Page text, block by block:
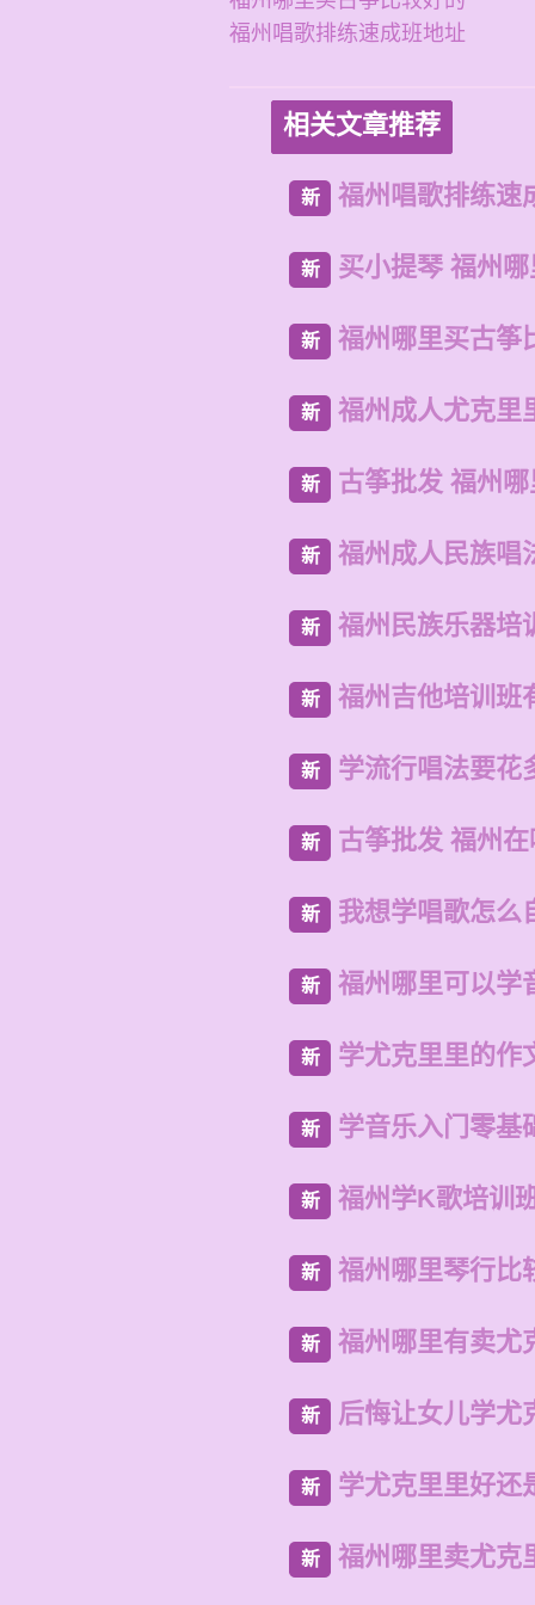
福州唱歌排练速成班地址
相关文章推荐
新 福州唱歌排练速
新 买小提琴 福州
新 福州哪里买古筝
新 福州成人尤克里
新 古筝批发 福州
新 福州成人民族唱
新 福州民族乐器培
新 福州吉他培训班
新 学流行唱法要花
新 古筝批发 福州
新 我想学唱歌怎么
新 福州哪里可以学
新 学尤克里里的作
新 学音乐入门零基
新 福州学K歌培训
新 福州哪里琴行比
新 福州哪里有卖尤
新 后悔让女儿学尤
新 学尤克里里好还
新 福州哪里卖尤克